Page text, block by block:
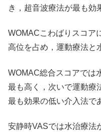
き，超音波療法が最も効
WOMACこわばりスコア
高位を占め，運動療法と
WOMAC総合スコアでは
最も高く，次いで運動療
最も効果の低い介入法で
安静時VASでは水治療法